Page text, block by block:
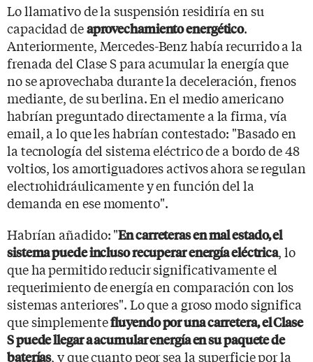
Lo llamativo de la suspensión residiría en su
capacidad deaprovechamiento energético.
Anteriormente, Mercedes-Benz había recurrido a la
frenada del Clase S para acumular la energía que
no se aprovechaba durante la deceleración, frenos
mediante, de su berlina. En el medio americano
habrían preguntado directamente a la firma, vía
email, a lo que les habrían contestado: "Basado en
la tecnología del sistema eléctrico de a bordo de 48
voltios, los amortiguadores activos ahora se regulan
electrohidráulicamente y en función del la
demanda en ese momento".
Habrían añadido: "En carreteras en mal estado, el
sistema puede incluso recuperar energía eléctrica, lo
que ha permitido reducir significativamente el
requerimiento de energía en comparación con los
sistemas anteriores". Lo que a groso modo significa
que simplementefluyendo por una carretera, el Clase
S puede llegar a acumular energía en su paquete de
baterías, y que cuanto peor sea la superficie por la